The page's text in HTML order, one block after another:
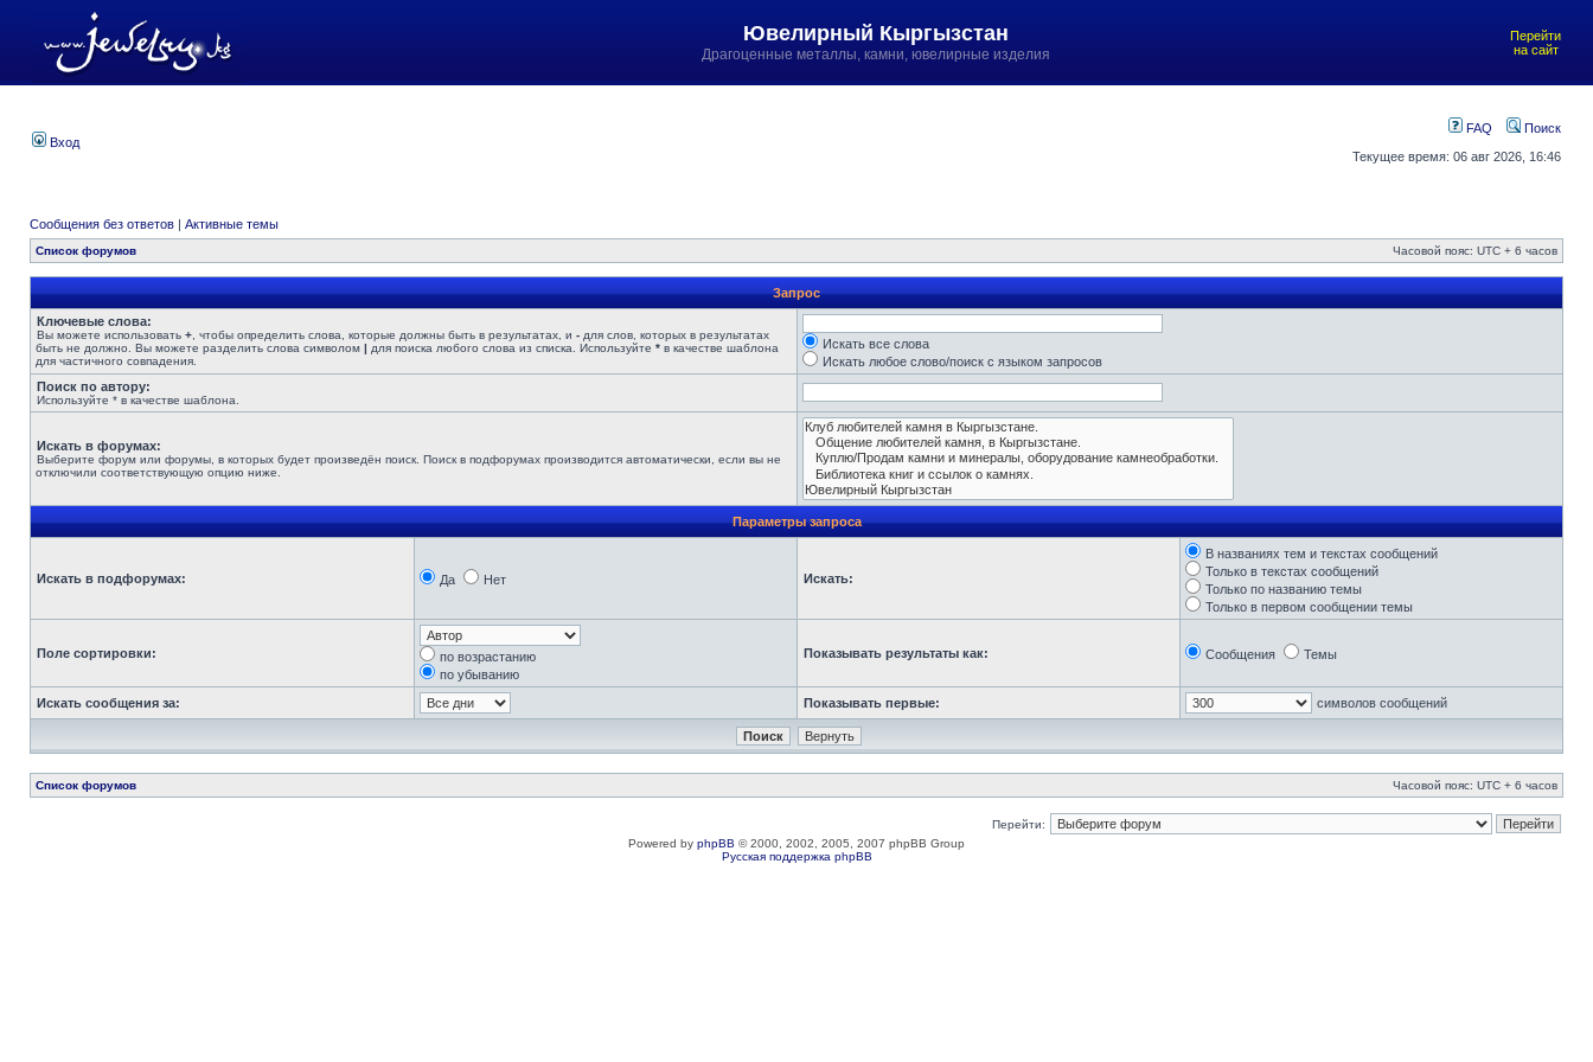
Ювелирный Кыргызстан
Драгоценные металлы, камни, ювелирные изделия
Перейти
на сайт
Вход
FAQ
Поиск
Текущее время: 06 авг 2026, 16:46
Сообщения без ответов | Активные темы
Список форумов Часовой пояс: UTC + 6 часов
Запрос
Ключевые слова:
Вы можете использовать + , чтобы определить слова, которые должны быть в результатах, и - для слов, которых в результатах
быть не должно. Вы можете разделить слова символом | для поиска любого слова из списка. Используйте * в качестве шаблона
для частичного совпадения.
Искать все слова
Искать любое слово/поиск с языком запросов
Поиск по автору:
Используйте * в качестве шаблона.
Искать в форумах:
Выберите форум или форумы, в которых будет произведён поиск. Поиск в подфорумах производится автоматически, если вы не
отключили соответствующую опцию ниже.
Параметры запроса
Искать в подфорумах: Да Нет Искать:
В названиях тем и текстах сообщений
Только в текстах сообщений
Только по названию темы
Только в первом сообщении темы
Поле сортировки:
по возрастанию
по убыванию
Показывать результаты как: Сообщения Темы
Искать сообщения за: Показывать первые: символов сообщений
Список форумов Часовой пояс: UTC + 6 часов
Перейти:
Powered by phpBB © 2000, 2002, 2005, 2007 phpBB Group
Русская поддержка phpBB